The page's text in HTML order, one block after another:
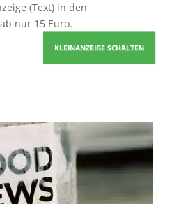
(Text) in den
nur 15 Euro.
KLEINANZEIGE SCHALTEN